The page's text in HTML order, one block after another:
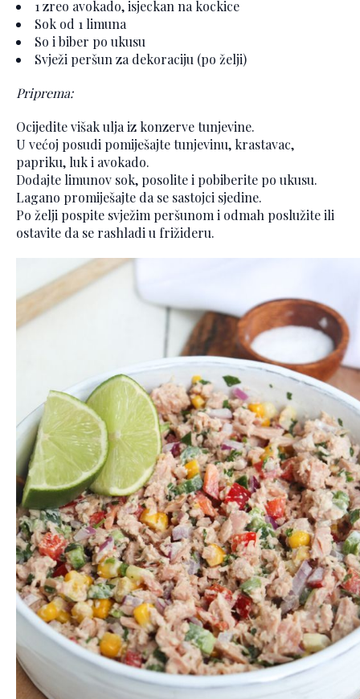
1 zreo avokado, isjeckan na kockice
Sok od 1 limuna
So i biber po ukusu
Svježi peršun za dekoraciju (po želji)
Priprema:
Ocijedite višak ulja iz konzerve tunjevine.
U većoj posudi pomiješajte tunjevinu, krastavac,
papriku, luk i avokado.
Dodajte limunov sok, posolite i pobiberite po ukusu.
Lagano promiješajte da se sastojci sjedine.
Po želji pospite svježim peršunom i odmah poslužite ili
ostavite da se rashladi u frižideru.